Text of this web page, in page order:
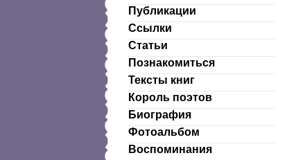
Публикации
Ссылки
Статьи
Познакомиться
Тексты книг
Король поэтов
Биография
Фотоальбом
Воспоминания